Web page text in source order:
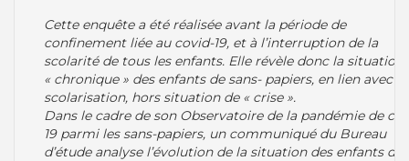
Cette enquête a été réalisée avant la période de
confinement liée au covid-19, et à l’interruption de la
scolarité de tous les enfants. Elle révèle donc la situation
« chronique » des enfants de sans- papiers, en lien avec
scolarisation, hors situation de « crise ».
Dans le cadre de son Observatoire de la pandémie de
19 parmi les sans-papiers, un communiqué du Bureau
d’étude analyse l’évolution de la situation des enfants de